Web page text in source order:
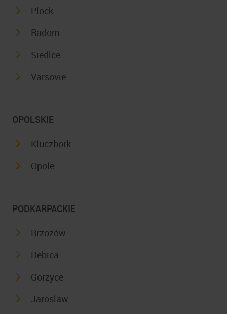
Plock
Radom
Siedlce
Varsovie
OPOLSKIE
Kluczbork
Opole
PODKARPACKIE
Brzozów
Debica
Gorzyce
Jaroslaw